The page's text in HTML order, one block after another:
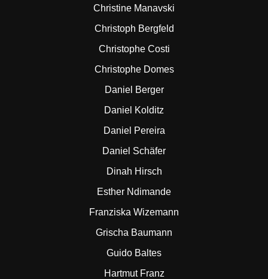
Christine Manavski
Christoph Bergfeld
Christophe Costi
Christophe Domes
Daniel Berger
Daniel Kolditz
Daniel Pereira
Daniel Schäfer
Dinah Hirsch
Esther Ndimande
Franziska Wizemann
Grischa Baumann
Guido Baltes
Hartmut Franz